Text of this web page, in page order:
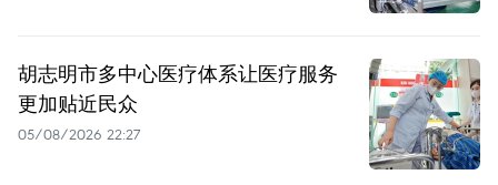
胡志明市多中心医疗体系让医疗服务
更加贴近民众
05/08/2026 22:27